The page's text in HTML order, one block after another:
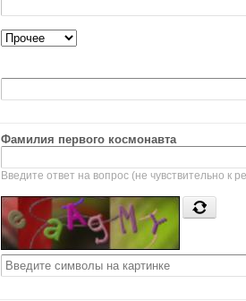
Фамилия первого космонавта
Введите ответ на вопрос (не чувствительно к